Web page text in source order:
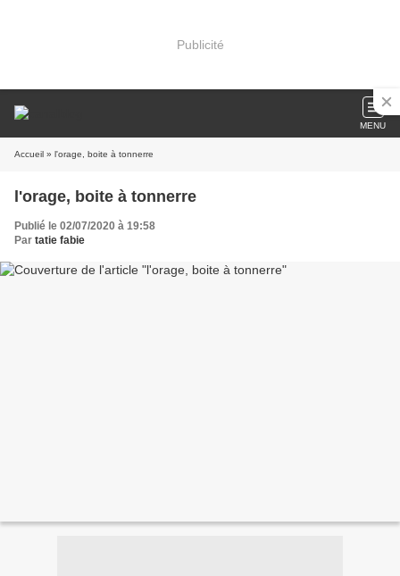
Publicité
MENU
Accueil » l'orage, boite à tonnerre
l'orage, boite à tonnerre
Publié le 02/07/2020 à 19:58
Par tatie fabie